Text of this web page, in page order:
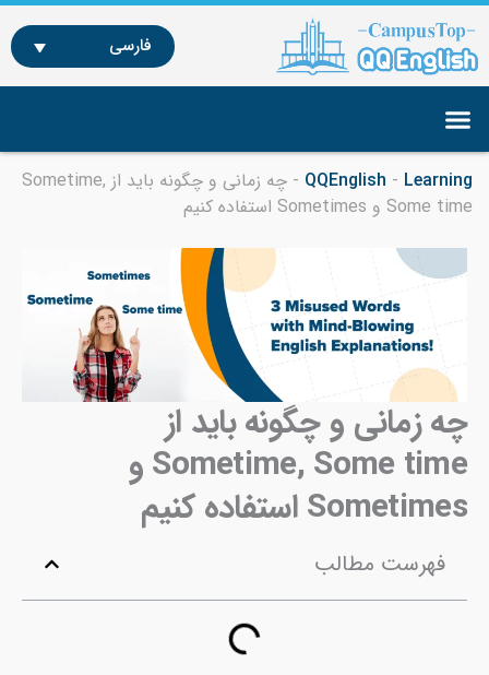
پرش
محتوا
فارسی
QQEnglish - Learning
-
چه زمانی و چگونه باید از Sometime,
Some time و Sometimes استفاده کنیم​
چه زمانی و چگونه باید از
Sometime, Some time و
Sometimes استفاده کنیم
فهرست مطالب